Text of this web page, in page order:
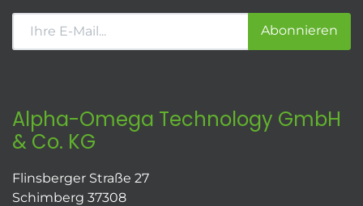
Abonnieren
Alpha-Omega Technology GmbH
& Co. KG
Flinsberger Straße 27
Schimberg 37308